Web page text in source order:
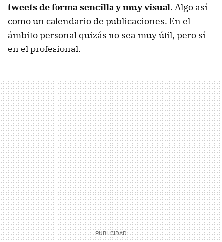
tweets de forma sencilla y muy visual. Algo así
como un calendario de publicaciones. En el
ámbito personal quizás no sea muy útil, pero sí
en el profesional.